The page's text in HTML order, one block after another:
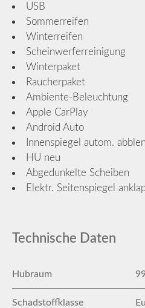
USB
Sommerreifen
Winterreifen
Scheinwerferreinigung
Winterpaket
Raucherpaket
Ambiente-Beleuchtung
Apple CarPlay
Android Auto
Innenspiegel autom.
HU neu
Abgedunkelte Scheiben
Elektr. Seitenspiegel
Technische Daten
Hubraum
Schadstoffklasse